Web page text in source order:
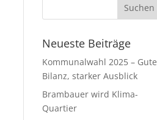
Neueste Beiträge
Kommunalwahl 2025 – Gute
Bilanz, starker Ausblick
Brambauer wird Klima-
Quartier